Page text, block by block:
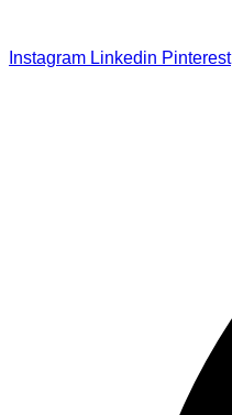
Instagram Linkedin Pinterest